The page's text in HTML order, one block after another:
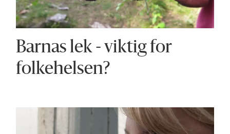
Barnas lek - viktig for
folkehelsen?